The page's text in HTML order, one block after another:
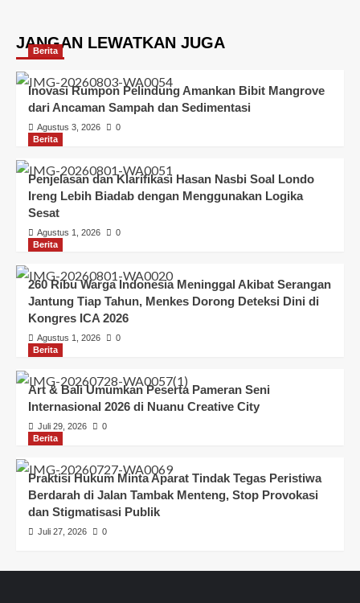
JANGAN LEWATKAN JUGA
Berita
Inovasi Rumpon Pelindung Amankan Bibit Mangrove
dari Ancaman Sampah dan Sedimentasi
Agustus 3, 2026
0
Berita
Penjelasan dan Klarifikasi Hasan Nasbi Soal Londo
Ireng Lebih Biadab dengan Menggunakan Logika
Sesat
Agustus 1, 2026
0
Berita
260 Ribu Warga Indonesia Meninggal Akibat Serangan
Jantung Tiap Tahun, Menkes Dorong Deteksi Dini di
Kongres ICA 2026
Agustus 1, 2026
0
Berita
Art & Bali Umumkan Peserta Pameran Seni
Internasional 2026 di Nuanu Creative City
Juli 29, 2026
0
Berita
Praktisi Hukum Minta Aparat Tindak Tegas Peristiwa
Berdarah di Jalan Tambak Menteng, Stop Provokasi
dan Stigmatisasi Publik
Juli 27, 2026 0